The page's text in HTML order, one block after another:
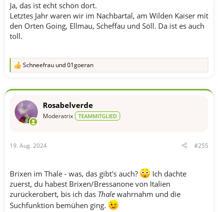
Ja, das ist echt schön dort.
Letztes Jahr waren wir im Nachbartal, am Wilden Kaiser mit
den Orten Going, Ellmau, Scheffau und Söll. Da ist es auch
toll.
R
k
o
:
Schneefrau und01goeran
Rosabelverde
Moderatrix TEAMMITGLIED
19. Aug. 2024 #255
Brixen im Thale - was, das gibt's auch?
Ich dachte
zuerst, du habest Brixen/Bressanone von Italien
zurückerobert, bis ich das Thale wahrnahm und die
Suchfunktion bemühen ging.